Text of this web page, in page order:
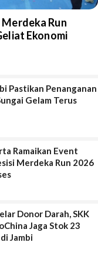
Run
Ekonomi
Pastikan Penanganan
Gelam Terus
Ramaikan Event
Merdeka Run 2026
Donor Darah, SKK
Jaga Stok 23
Jambi